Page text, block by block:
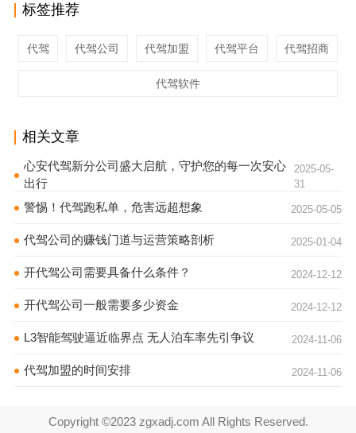
标签推荐
代驾 代驾公司 代驾加盟 代驾平台 代驾招商
代驾软件
相关文章
心安代驾新分公司盛大启航，守护您的每一次安心
出行
2025-05-
31
警惕！代驾跑私单，危害远超想象 2025-05-05
代驾公司的赚钱门道与运营策略剖析 2025-01-04
开代驾公司需要具备什么条件？ 2024-12-12
开代驾公司一般需要多少资金 2024-12-12
L3智能驾驶逼近临界点 无人泊车率先引争议 2024-11-06
代驾加盟的时间安排 2024-11-06
Copyright ©2023 zgxadj.com All Rights Reserved.